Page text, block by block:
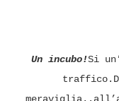
Un incubo!Si